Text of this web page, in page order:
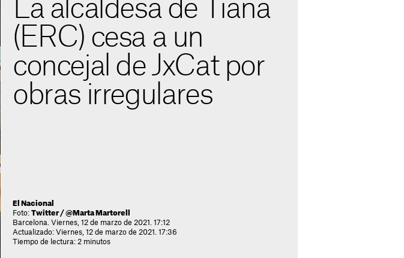
La alcaldesa de Tiana
(ERC) cesa a un
concejal de JxCat por
obras irregulares
El Nacional
Foto: Twitter / @Marta Martorell
Barcelona. Viernes, 12 de marzo de 2021. 17:12
Actualizado: Viernes, 12 de marzo de 2021. 17:36
Tiempo de lectura: 2 minutos